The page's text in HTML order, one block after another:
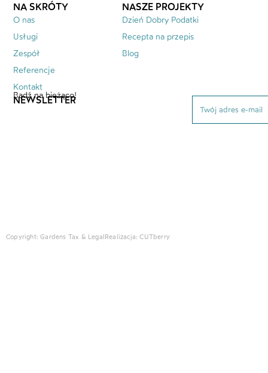
NA SKRÓTY
O nas
Usługi
Zespół
Referencje
Kontakt
NASZE PROJEKTY
Dzień Dobry Podatki
Recepta na przepis
Blog
NEWSLETTER
Bądź na bieżąco!
Copyright: Gardens Tax & Legal Realizacja:CUTberry